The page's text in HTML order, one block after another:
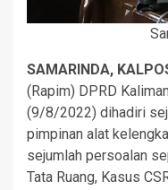
SAMARINDA,
(Rapim) DPRD
(9/8/2022) dihadiri
pimpinan alat
sejumlah persoalan
Tata Ruang, Kasus